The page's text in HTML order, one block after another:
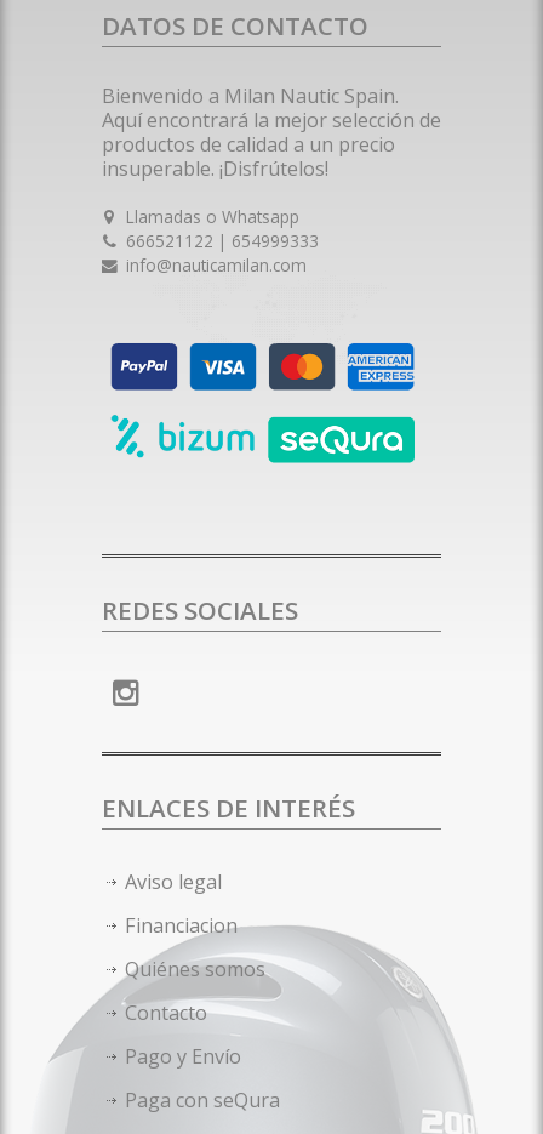
DATOS DE CONTACTO
Bienvenido a Milan Nautic Spain.
Aquí encontrará la mejor selección de
productos de calidad a un precio
insuperable. ¡Disfrútelos!
Llamadas o Whatsapp
666521122 | 654999333
info@nauticamilan.com
REDES SOCIALES
ENLACES DE INTERÉS
Aviso legal
Financiacion
Quiénes somos
Contacto
Pago y Envío
Paga con seQura